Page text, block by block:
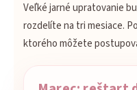
Veľké jarné upratovanie
rozdelíte na tri mesiace.
ktorého môžete